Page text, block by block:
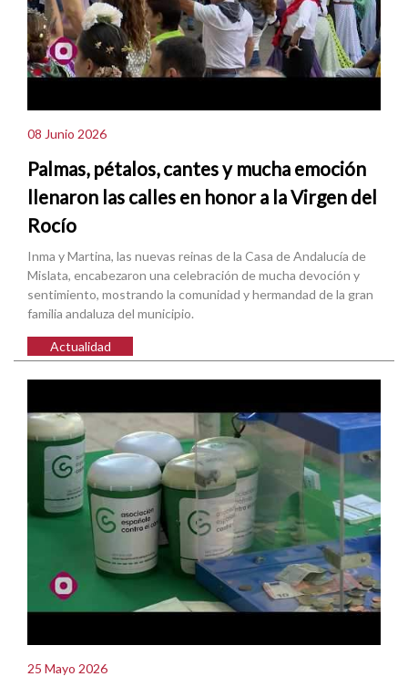
08 Junio 2026
Palmas, pétalos, cantes y mucha emoción
llenaron las calles en honor a la Virgen del
Rocío
Inma y Martina, las nuevas reinas de la Casa de Andalucía de
Mislata, encabezaron una celebración de mucha devoción y
sentimiento, mostrando la comunidad y hermandad de la gran
familia andaluza del municipio.
Actualidad
25 Mayo 2026